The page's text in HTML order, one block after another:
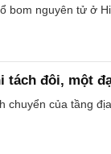
bom nguyên tử ở
tách đôi, một
chuyển của tầng